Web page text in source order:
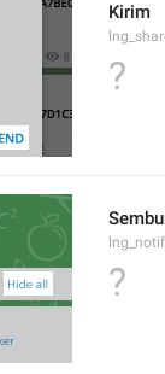
Kirim
?
?